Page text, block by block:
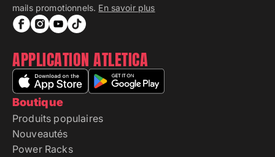
Boutique
Produits populaires
Nouveautés
Power Racks
mails promotionnels. En savoir plus
APPLICATION ATLETICA